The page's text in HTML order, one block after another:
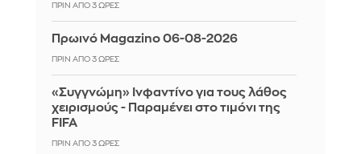
ΠΡΙΝ ΑΠΌ 3 ΏΡΕΣ
Πρωινό Magazino 06-08-2026
ΠΡΙΝ ΑΠΌ 3 ΏΡΕΣ
«Συγγνώμη» Ινφαντίνο για τους λάθος
χειρισμούς - Παραμένει στο τιμόνι της
FIFA
ΠΡΙΝ ΑΠΌ 3 ΏΡΕΣ